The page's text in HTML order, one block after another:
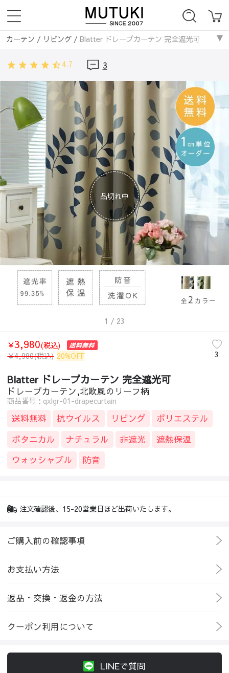
カーテン / リビング/ Blatter ドレープカーテン 完全遮光可
カーテン/寝室/Blatter ドレープカーテン 完全遮光可
カーテン/ウォッシャブル/Blatter ドレープカーテン 完全遮光可
カーテン/ポリエステル/
Blatter ドレープカーテン 完全遮光可
カーテン/子供部屋 /Blatter ドレープカーテン 完全遮光可
カーテン
/遮光まとめ/Blatter ドレープカーテン 完全遮光可
カーテン/3級遮光未満/Blatter ドレープカーテン 完全遮光可
カーテン/北欧テイスト/Blatter ドレープカーテン 完全遮光可
カーテン/ハワイアン /Blatter ドレープカーテン 完全遮光可
カーテン/カントリー/
Blatter ドレープカーテン 完全遮光可
カーテン/ボタニカル/
Blatter ドレープカーテン 完全遮光可
カーテン
/ブルー
Blatter ドレープカーテン 完全遮光可
カーテン
/グリーン/
Blatter ドレープカーテン 完全遮光可
カーテン
ドレープカーテン /Blatter ドレープカーテン 完全遮光可
4.7 3
品切れ中
1 / 23
￥3,980(税込)
￥4,980(税込) 20%OFF 3
Blatter ドレープカーテン 完全遮光可
ドレープカーテン,北欧風のリーフ柄
商品番号：qxlgr-01-drapecurtain
送料無料 抗ウイルス リビング
ポリエステル
ボタニカル
ナチュラル 非遮光
遮熱保温
ウォッシャブル
防音
注文確認後、15-20営業日ほど出荷いたします。
ご購入前の確認事項
お支払い方法
返品・交換・返金の方法
クーポン利用について
LINEで質問